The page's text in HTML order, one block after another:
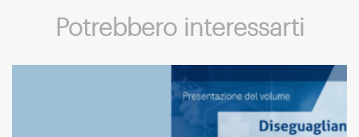
Potrebbero interessarti